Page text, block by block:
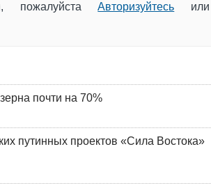
пожалуйстаАвторизуйтесь или
почти на 70%
путинных проектов «Сила Востока»